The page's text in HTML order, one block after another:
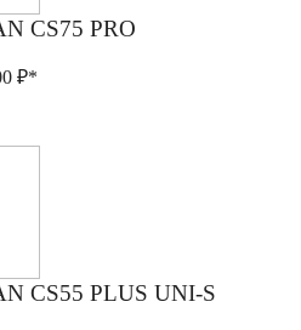
CS75 PRO
₽*
CS55 PLUS UNI-S